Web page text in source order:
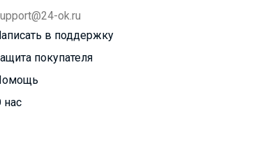
ok.ru
в поддержку
покупателя
нас